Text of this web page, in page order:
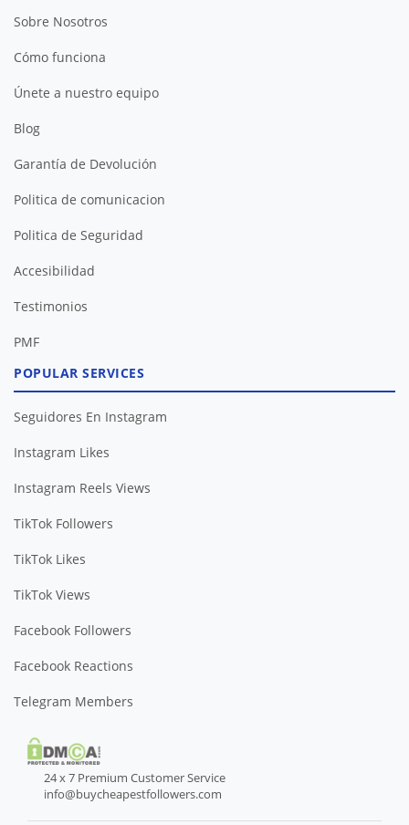
Sobre Nosotros
Cómo funciona
Únete a nuestro equipo
Blog
Garantía de Devolución
Politica de comunicacion
Politica de Seguridad
Accesibilidad
Testimonios
PMF
POPULAR SERVICES
Seguidores En Instagram
Instagram Likes
Instagram Reels Views
TikTok Followers
TikTok Likes
TikTok Views
Facebook Followers
Facebook Reactions
Telegram Members
24 x 7 Premium Customer Service
info@buycheapestfollowers.com